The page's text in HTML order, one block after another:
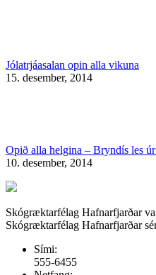
Jólatrjáasalan opin alla vikuna
15. desember, 2014
Opið alla helgina – Bryndís les
10. desember, 2014
Skógræktarfélag Hafnarfjarðar
Skógræktarfélag Hafnarfjarðar
Sími:
555-6455